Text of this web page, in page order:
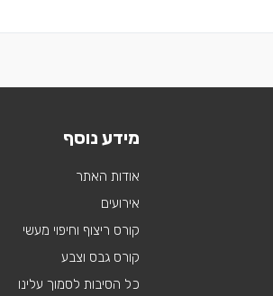
מידע נוסף
אודות האתר
אירועים
קורס ריצוף וחיפוי מעשי
קורס גבס וצבע
כל הסיבות לסמוך עלינו